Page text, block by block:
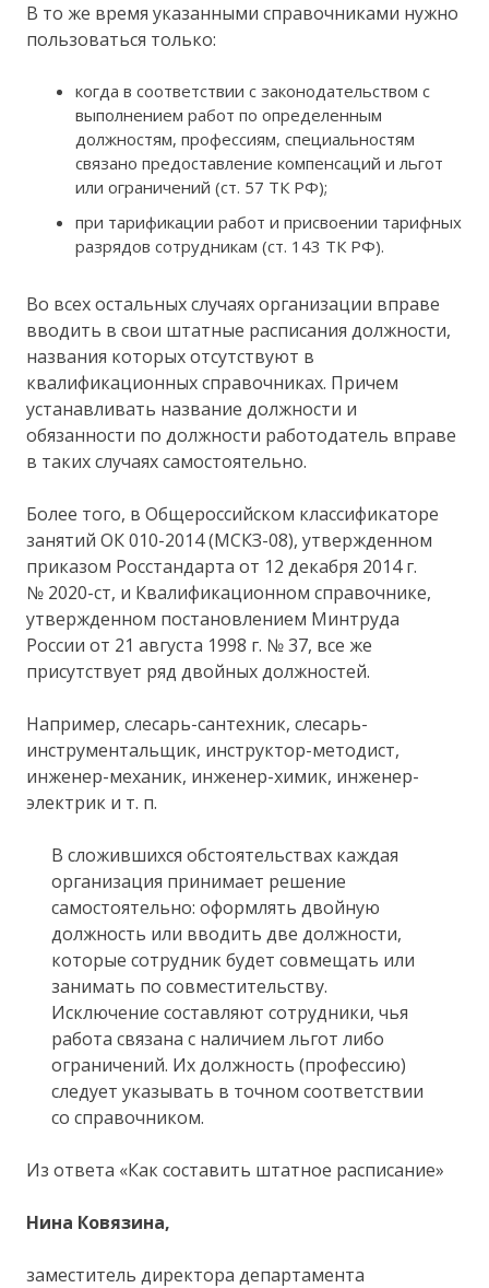
В то же время указанными справочниками нужно
пользоваться только:
когда в соответствии с законодательством с
выполнением работ по определенным
должностям, профессиям, специальностям
связано предоставление компенсаций и льгот
или ограничений (ст. 57 ТК РФ);
при тарификации работ и присвоении тарифных
разрядов сотрудникам (ст. 143 ТК РФ).
Во всех остальных случаях организации вправе
вводить в свои штатные расписания должности,
названия которых отсутствуют в
квалификационных справочниках. Причем
устанавливать название должности и
обязанности по должности работодатель вправе
в таких случаях самостоятельно.
Более того, в Общероссийском классификаторе
занятий ОК 010-2014 (МСКЗ-08), утвержденном
приказом Росстандарта от 12 декабря 2014 г.
№ 2020-ст, и Квалификационном справочнике,
утвержденном постановлением Минтруда
России от 21 августа 1998 г. № 37, все же
присутствует ряд двойных должностей.
Например, слесарь-сантехник, слесарь-
инструментальщик, инструктор-методист,
инженер-механик, инженер-химик, инженер-
электрик и т. п.
В сложившихся обстоятельствах каждая
организация принимает решение
самостоятельно: оформлять двойную
должность или вводить две должности,
которые сотрудник будет совмещать или
занимать по совместительству.
Исключение составляют сотрудники, чья
работа связана с наличием льгот либо
ограничений. Их должность (профессию)
следует указывать в точном соответствии
со справочником.
Из ответа «Как составить штатное расписание»
Нина Ковязина,
заместитель директора департамента